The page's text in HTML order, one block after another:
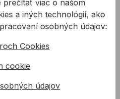
častí
ako výbušný a/alebo
je možné zasielať ho
len na osobný odber.
prečítať viac o našom
a iných technológií, ako
osobných údajov:
Cookies
cookie
údajov